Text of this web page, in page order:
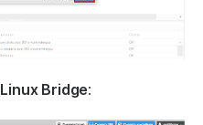
Linux Bridge: